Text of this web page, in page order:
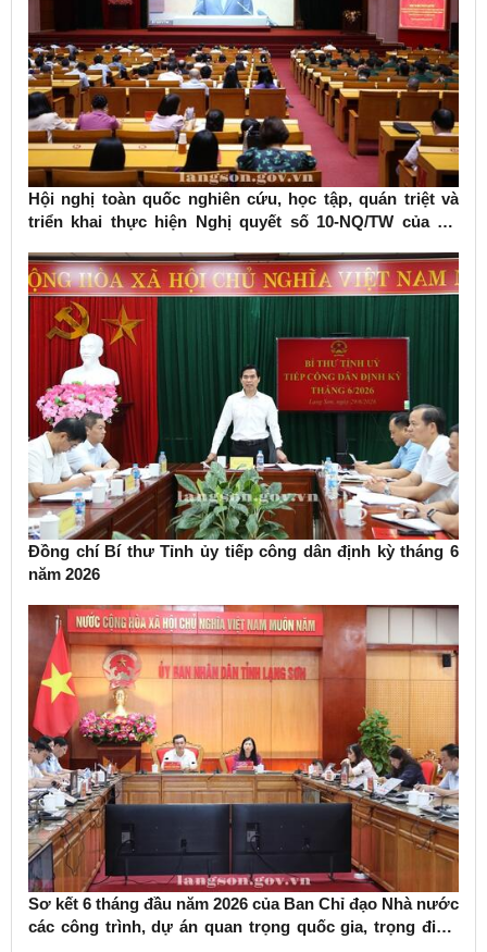
Hội nghị toàn quốc nghiên cứu, học tập, quán triệt và
triển khai thực hiện Nghị quyết số 10-NQ/TW của Bộ
Đồng chí Bí thư Tỉnh ủy tiếp công dân định kỳ tháng 6
năm 2026
Sơ kết 6 tháng đầu năm 2026 của Ban Chỉ đạo Nhà nước
các công trình, dự án quan trọng quốc gia, trọng điểm